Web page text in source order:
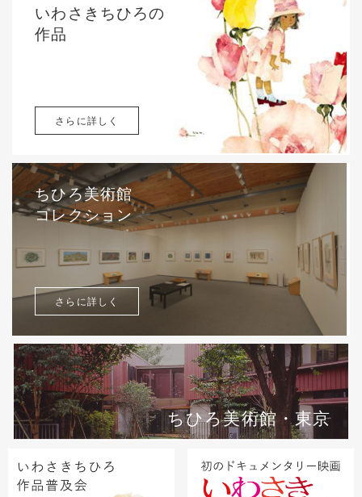
いわさきちひろの
作品
さらに詳しく
ちひろ美術館
コレクション
さらに詳しく
ちひろ美術館・東京